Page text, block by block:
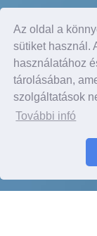
Az oldal a
sütiket használ.
használatához
tárolásában,
szolgáltatások
További infó